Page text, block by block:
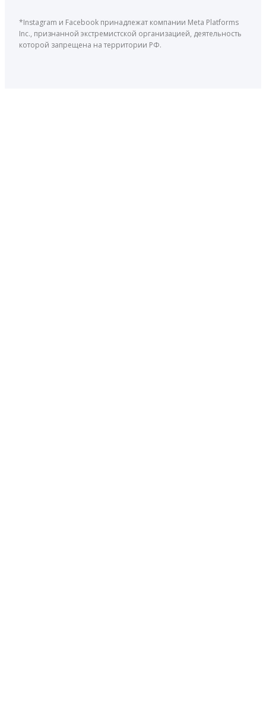
*Instagram и Facebook принадлежат компании Meta Platforms
Inc., признанной экстремистской организацией, деятельность
которой запрещена на территории РФ.